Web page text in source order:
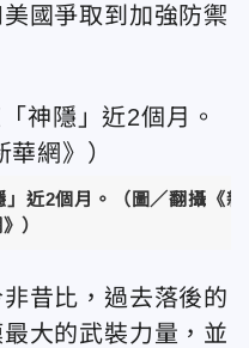
國爭取到加強防禦
近2個月。（圖／翻攝《新
）
昔比，過去落後的
大的武裝力量，並